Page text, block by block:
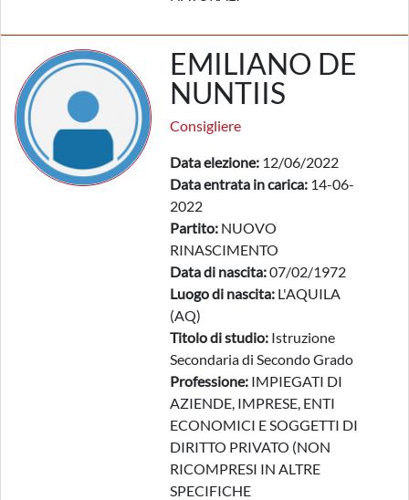
EMILIANO DE
NUNTIIS
Consigliere
Data elezione: 12/06/2022
Data entrata in carica: 14-06-
2022
Partito: NUOVO
RINASCIMENTO
Data di nascita:07/02/1972
Luogo di nascita: L'AQUILA
(AQ)
Titolo di studio: Istruzione
Secondaria di Secondo Grado
Professione: IMPIEGATI DI
AZIENDE, IMPRESE, ENTI
ECONOMICI E SOGGETTI DI
DIRITTO PRIVATO (NON
RICOMPRESI IN ALTRE
SPECIFICHE